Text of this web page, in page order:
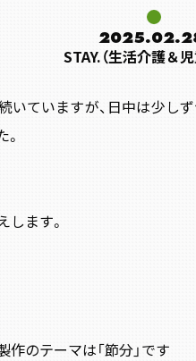
STAY.（生活介護＆児
いていますが、日中は少し
します。
のテーマは「節分」です